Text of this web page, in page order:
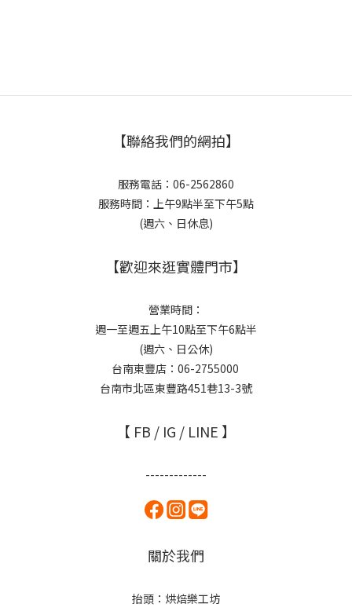
【聯絡我們的網拍】
服務電話：06-2562860
服務時間：上午9點半至下午5點
(週六、日休息)
【歡迎來逛實體門市】
營業時間：
週一至週五上午10點至下午6點半
(週六、日公休)
台南東豐店：06-2755000
台南市北區東豐路451巷13-3號
【 FB / IG / LINE 】
-------------
關於我們
抬頭：烘焙樂工坊